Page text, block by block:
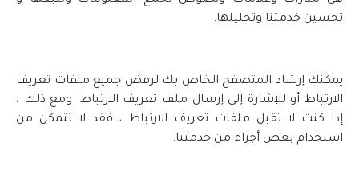
تحسين خدمتنا وتحليلها.
يمكنك إرشاد المتصفح الخاص بك لرفض جميع ملفات تعريف
الارتباط أو للإشارة إلى إرسال ملف تعريف الارتباط. ومع ذلك ،
إذا كنت لا تقبل ملفات تعريف الارتباط ، فقد لا تتمكن من
استخدام بعض أجزاء من خدمتنا.